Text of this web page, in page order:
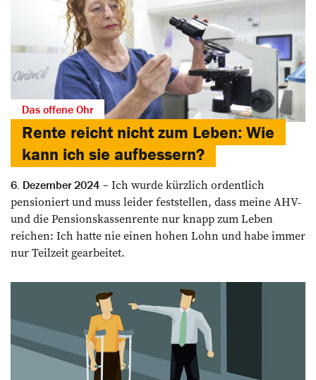
Das offene Ohr
Rente reicht nicht zum Leben: Wie
kann ich sie aufbessern?
6. Dezember 2024
Ich wurde kürzlich ordentlich
pensioniert und muss leider feststellen, dass meine AHV-
und die Pensionskassenrente nur knapp zum Leben
reichen: Ich ­hatte nie einen hohen Lohn und habe immer
nur Teilzeit gearbeitet.